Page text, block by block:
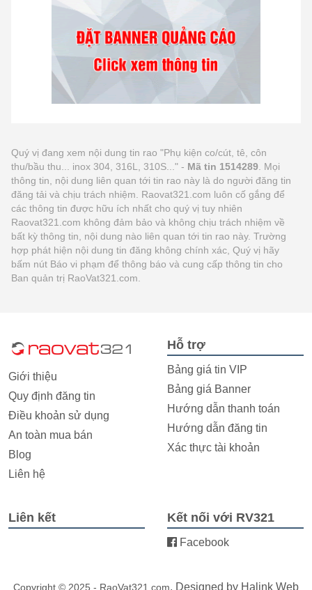
Quý vị đang xem nội dung tin rao "Phụ kiện co/cút, tê, côn
thu/bầu thu... inox 304, 316L, 310S..." - Mã tin 1514289 . Mọi
thông tin, nội dung liên quan tới tin rao này là do người đăng tin
đăng tải và chịu trách nhiệm. Raovat321.com luôn cố gắng để
các thông tin được hữu ích nhất cho quý vị tuy nhiên
Raovat321.com không đảm bảo và không chịu trách nhiệm về
bất kỳ thông tin, nội dung nào liên quan tới tin rao này. Trường
hợp phát hiện nội dung tin đăng không chính xác, Quý vị hãy
bấm nút Báo vi phạm để thông báo và cung cấp thông tin cho
Ban quản trị RaoVat321.com.
Giới thiệu
Quy định đăng tin
Điều khoản sử dụng
An toàn mua bán
Blog
Liên hệ
Hỗ trợ
Bảng giá tin VIP
Bảng giá Banner
Hướng dẫn thanh toán
Hướng dẫn đăng tin
Xác thực tài khoản
Liên kết Kết nối với RV321
Facebook
Copyright © 2025 - RaoVat321.com. Designed by Halink Web